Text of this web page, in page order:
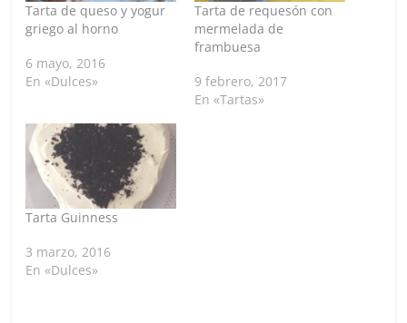
Tarta de queso y yogur
griego al horno
6 mayo, 2016
En «Dulces»
Tarta de requesón con
mermelada de
frambuesa
9 febrero, 2017
En «Tartas»
Tarta Guinness
3 marzo, 2016
En «Dulces»